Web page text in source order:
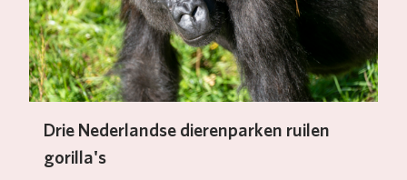
Drie Nederlandse dierenparken ruilen
gorilla's